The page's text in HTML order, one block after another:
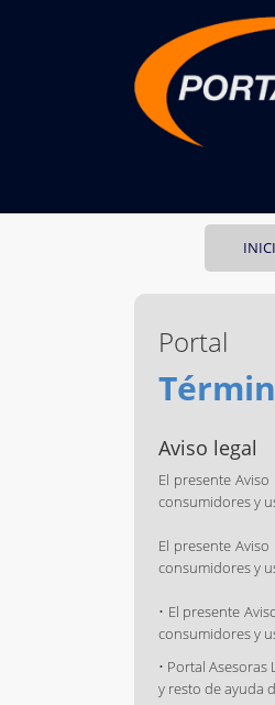
Portal
Aviso legal
El presente
consumidores y
El presente
consumidores y
• El presente
consumidores y
• Portal
y resto de ayuda